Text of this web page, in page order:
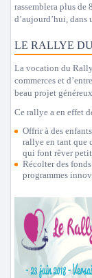
rassemblera plus de
d’aujourd’hui,
LE RALLYE
La vocation du
commerces et
beau projet
Ce rallye a en effet
Offrir à des
rallye en tant que
qui font rêver
Récolter des
programmes